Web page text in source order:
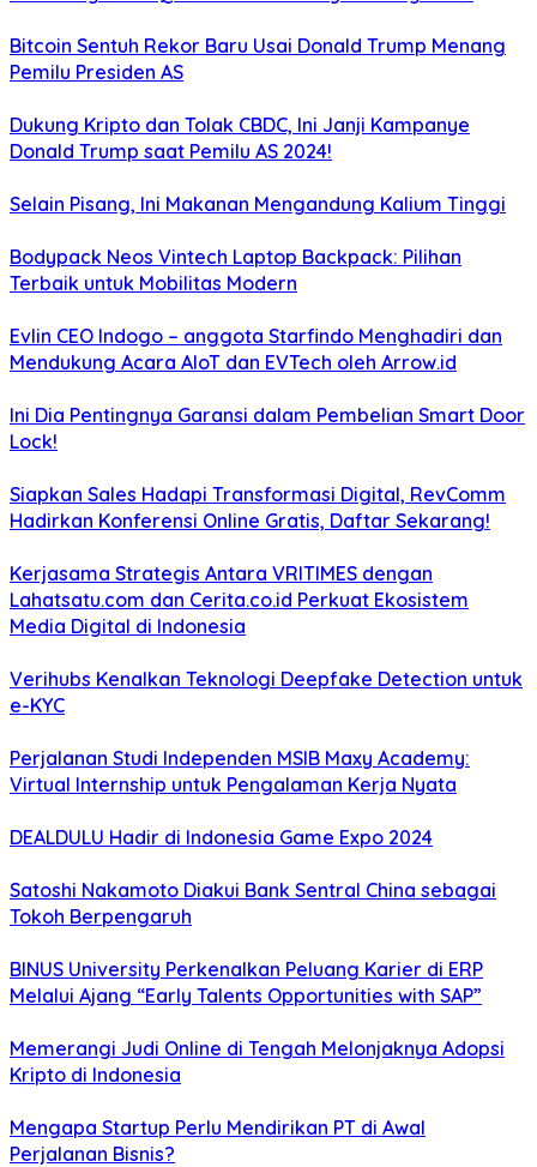
Bitcoin Sentuh Rekor Baru Usai Donald Trump Menang
Pemilu Presiden AS
Dukung Kripto dan Tolak CBDC, Ini Janji Kampanye
Donald Trump saat Pemilu AS 2024!
Selain Pisang, Ini Makanan Mengandung Kalium Tinggi
Bodypack Neos Vintech Laptop Backpack: Pilihan
Terbaik untuk Mobilitas Modern
Evlin CEO Indogo – anggota Starfindo Menghadiri dan
Mendukung Acara AIoT dan EVTech oleh Arrow.id
Ini Dia Pentingnya Garansi dalam Pembelian Smart Door
Lock!
Siapkan Sales Hadapi Transformasi Digital, RevComm
Hadirkan Konferensi Online Gratis, Daftar Sekarang!
Kerjasama Strategis Antara VRITIMES dengan
Lahatsatu.com dan Cerita.co.id Perkuat Ekosistem
Media Digital di Indonesia
Verihubs Kenalkan Teknologi Deepfake Detection untuk
e-KYC
Perjalanan Studi Independen MSIB Maxy Academy:
Virtual Internship untuk Pengalaman Kerja Nyata
DEALDULU Hadir di Indonesia Game Expo 2024
Satoshi Nakamoto Diakui Bank Sentral China sebagai
Tokoh Berpengaruh
BINUS University Perkenalkan Peluang Karier di ERP
Melalui Ajang “Early Talents Opportunities with SAP”
Memerangi Judi Online di Tengah Melonjaknya Adopsi
Kripto di Indonesia
Mengapa Startup Perlu Mendirikan PT di Awal
Perjalanan Bisnis?